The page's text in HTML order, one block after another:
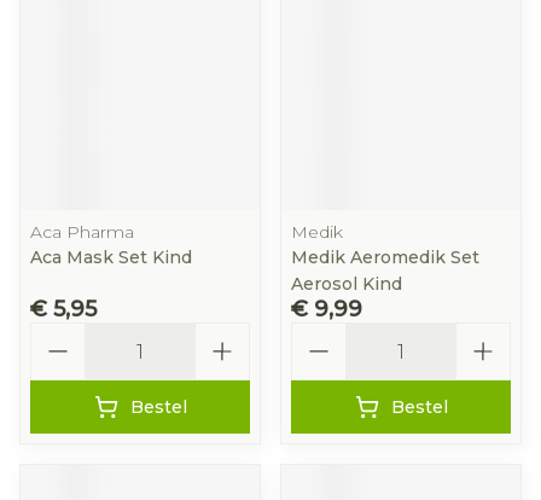
Aca Pharma
Aca Mask Set Kind
€ 5,95
Bestel
Medik
Medik Aeromedik Set
Aerosol Kind
€ 9,99
Bestel